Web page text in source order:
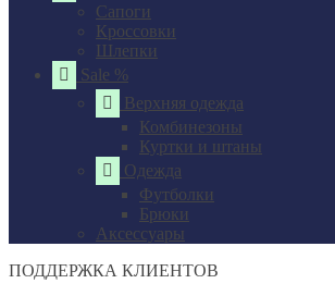
Сапоги
Кроссовки
Шлепки
Sale %
Верхняя одежда
Комбинезоны
Куртки и штаны
Одежда
Футболки
Брюки
Аксессуары
ПОДДЕРЖКА КЛИЕНТОВ